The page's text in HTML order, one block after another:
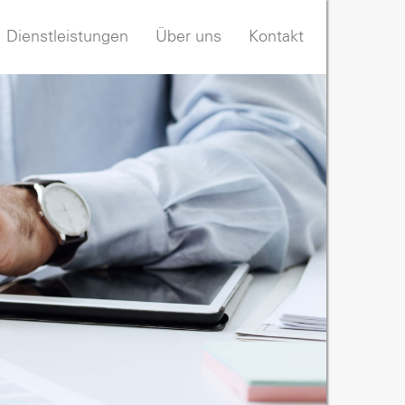
Dienstleistungen Über uns Kontakt